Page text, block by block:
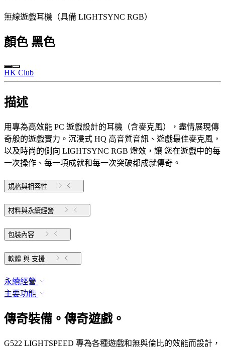
無線遊戲耳機（具備 LIGHTSYNC RGB）
顏色 黑色
HK Club
描述
用專為高效能 PC 遊戲設計的耳機（含麥克風），盡情展現傳
奇般的遊戲實力。沉浸式 HQ 高音質音訊、遊戲最佳麥克風，
以及時尚的側向 LIGHTSYNC RGB 燈效，讓 您在遊戲中的每
一次操作、每一項成就和每一次突破都成就傳奇。
規格與相容性
材料與永續經營
包裝內容
軟體 與 支援
永續經營
主要功能
傳奇裝備。傳奇遊戲。
G522 LIGHTSPEED 專為各種遊戲和無與倫比的效能而設計，